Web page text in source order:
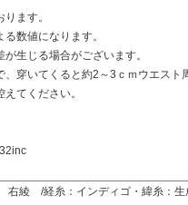
ます。
る数値になります。
が生じる場合がございます。
、穿いてくると約2～3ｃｍウエスト
てください。
右綾 /経糸：インディゴ・緯糸：生